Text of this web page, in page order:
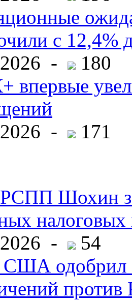
с 12,4%
-
180
впервые
-
171
РСПП Шохин
налоговых
-
54
США одобрил